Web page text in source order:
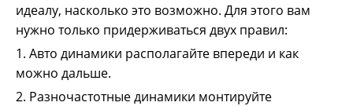
идеалу, насколько это возможно. Для этого вам
нужно только придерживаться двух правил:
1. Авто динамики располагайте впереди и как
можно дальше.
2. Разночастотные динамики монтируйте